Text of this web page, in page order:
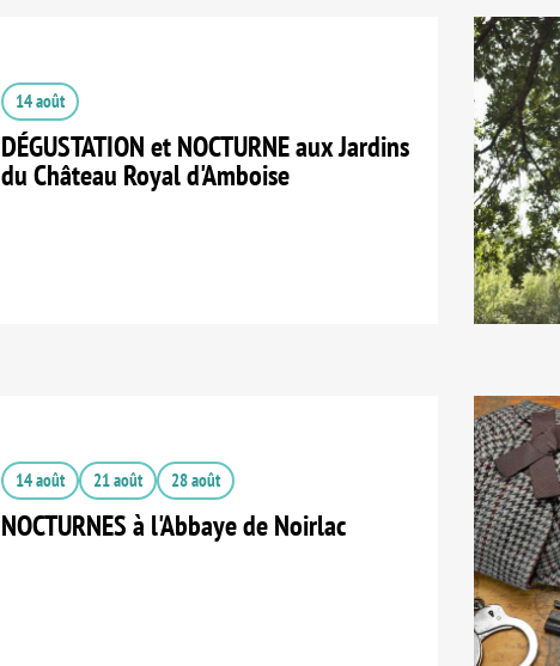
14 août
DÉGUSTATION et NOCTURNE aux Jardins
du Château Royal d'Amboise
14 août 21 août 28 août
NOCTURNES à l'Abbaye de Noirlac